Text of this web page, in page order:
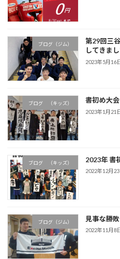
ブログ（ジム）
第29回三
してきまし
2023年5月16
ブログ （キッズ） 書初め大
2023年1月21
ブログ （キッズ） 2023年 書
2022年12月23
ブログ（ジム） 見事な勝
2022年11月8